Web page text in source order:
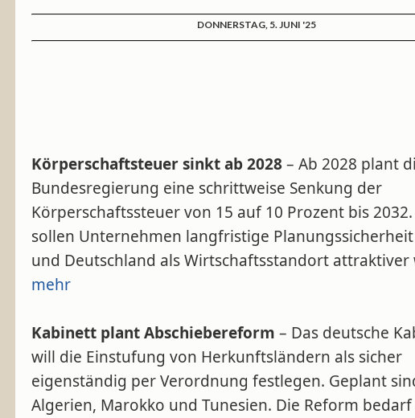
DONNERSTAG, 5. JUNI '25
Körperschaftsteuer sinkt ab 2028– Ab 2028 plant
Bundesregierung eine schrittweise Senkung der
Körperschaftssteuer von 15 auf 10 Prozent bis
sollen Unternehmen langfristige
und Deutschland als Wirtschaftsstandort attraktiver
mehr
Kabinett plant Abschiebereform – Das deutsche
will die Einstufung von Herkunftsländern als sicher
eigenständig per Verordnung festlegen. Geplant
Algerien, Marokko und Tunesien. Die Reform